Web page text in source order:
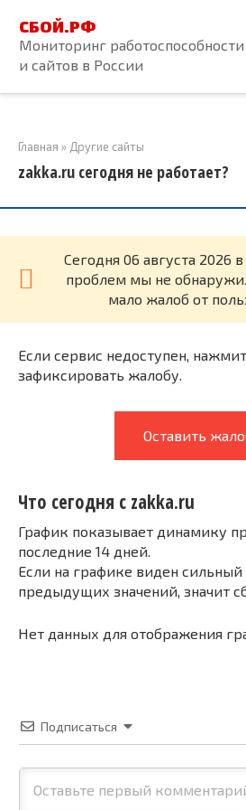
контенту
СБОЙ.РФ
Мониторинг
и сайтов в России
Главная » Другие сайты
zakka.ru сегодня не работает?
Cегодня 06 августа 2026
проблем мы не
мало жалоб от
Если сервис недоступен,
зафиксировать жалобу.
Оставить
Что сегодня с zakka.ru
График показывает динамику
последние 14 дней.
Если на графике виден
предыдущих значений, значит
Нет данных для отображения
Подписаться